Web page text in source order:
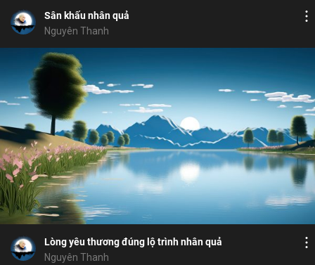
Sân khấu nhân quả
Nguyên Thanh
nhân quả duyên ngăn ác diệt ác
5
Lòng yêu thương đúng lộ trình nhân quả
Nguyên Thanh
Bỏ chọn
Cảm hứng
Bỏ chọn
Bình luận
Lưu
Chia sẻ